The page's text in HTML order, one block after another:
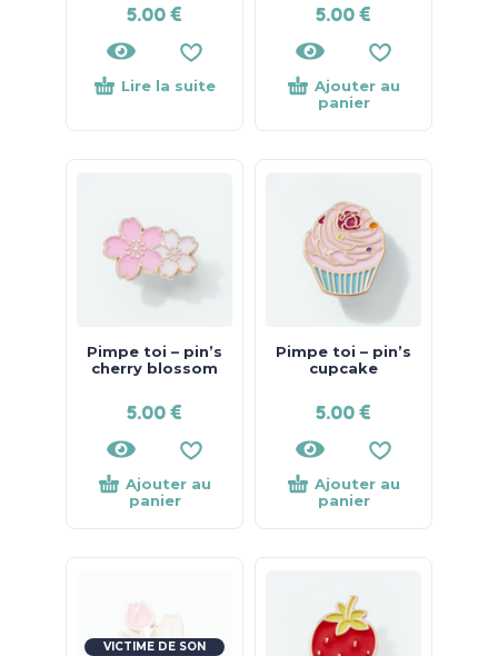
5.00€
Lire la suite
5.00€
Ajouter au
panier
Pimpe toi – pin’s
cherry blossom
5.00€
Ajouter au
panier
Pimpe toi – pin’s
cupcake
5.00€
Ajouter au
panier
VICTIME DE SON